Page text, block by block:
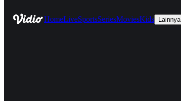
HomeLiveSportsSeriesMoviesKids Lainnya